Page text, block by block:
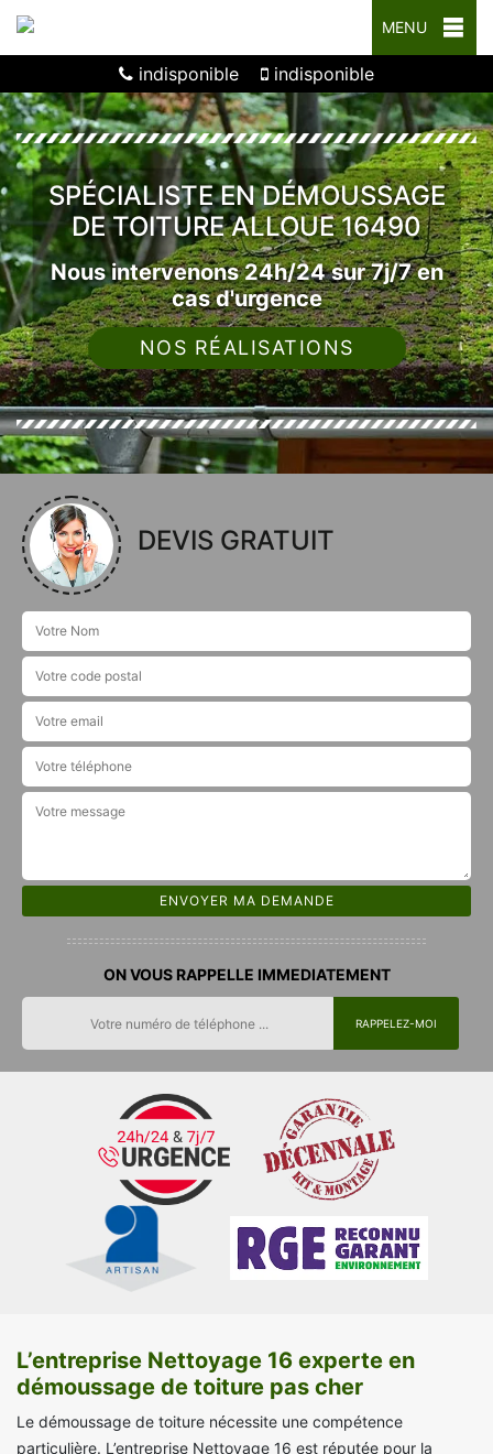
MENU
indisponible indisponible
SPÉCIALISTE EN DÉMOUSSAGE
DE TOITURE ALLOUE 16490
Nous intervenons 24h/24 sur 7j/7 en
cas d'urgence
NOS RÉALISATIONS
DEVIS GRATUIT
ON VOUS RAPPELLE IMMEDIATEMENT
L’entreprise Nettoyage 16 experte en
démoussage de toiture pas cher
Le démoussage de toiture nécessite une compétence
particulière. L’entreprise Nettoyage 16 est réputée pour la